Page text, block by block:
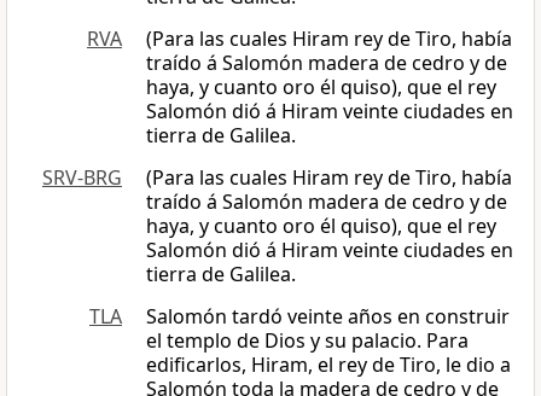
RVA
(Para las cuales Hiram rey de Tiro, había
traído á Salomón madera de cedro y de
haya, y cuanto oro él quiso), que el rey
Salomón dió á Hiram veinte ciudades en
tierra de Galilea.
SRV-BRG
(Para las cuales Hiram rey de Tiro, había
traído á Salomón madera de cedro y de
haya, y cuanto oro él quiso), que el rey
Salomón dió á Hiram veinte ciudades en
tierra de Galilea.
TLA
Salomón tardó veinte años en construir
el templo de Dios y su palacio. Para
edificarlos, Hiram, el rey de Tiro, le dio a
Salomón toda la madera de cedro y de